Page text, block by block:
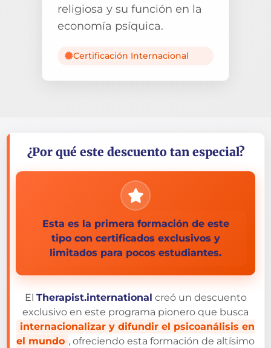
religiosa y su función en la
economía psíquica.
Certificación Internacional
¿Por qué este descuento tan especial?
Esta es la primera formación de este
tipo con certificados exclusivos y
limitados para pocos estudiantes.
El Therapist.international creó un descuento
exclusivo en este programa pionero que busca
internacionalizar y difundir el psicoanálisis en
el mundo , ofreciendo esta formación de altísimo